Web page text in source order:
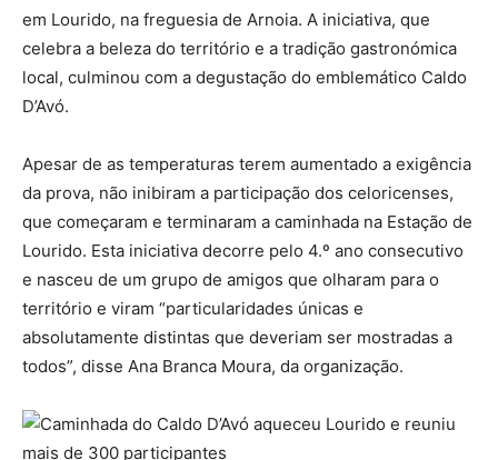
em Lourido, na freguesia de Arnoia. A iniciativa, que
celebra a beleza do território e a tradição gastronómica
local, culminou com a degustação do emblemático Caldo
D’Avó.
Apesar de as temperaturas terem aumentado a exigência
da prova, não inibiram a participação dos celoricenses,
que começaram e terminaram a caminhada na Estação de
Lourido. Esta iniciativa decorre pelo 4.º ano consecutivo
e nasceu de um grupo de amigos que olharam para o
território e viram “particularidades únicas e
absolutamente distintas que deveriam ser mostradas a
todos”, disse Ana Branca Moura, da organização.